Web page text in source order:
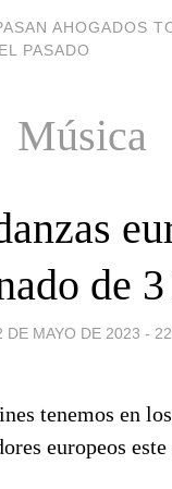
AHOGADOS
PASADO
Música
de
DE MAYO DE 2023 -
tenemos en
europeos este